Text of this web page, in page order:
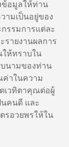
ข้อมูลให้ท่าน
ามเป็นอยู่ของ
รรมการแต่ละ
รายงานผลการ
ให้ทราบใน
บนามของท่าน
ค่าในความ
เวทิตาคุณต่อผู้
นคนดี และ
รอวยพรให้ใน